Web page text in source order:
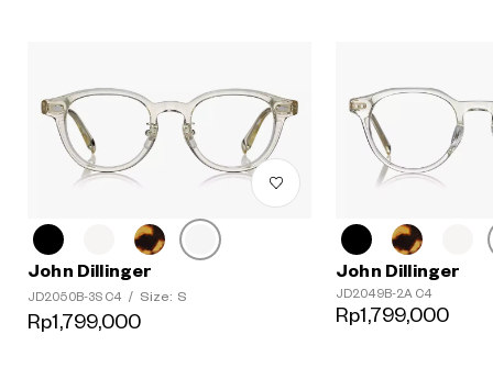
John Dillinger
JD2050B-3S C4 / Size: S
Rp1,799,000
John Dillinger
JD2049B-2A C4
Rp1,799,000